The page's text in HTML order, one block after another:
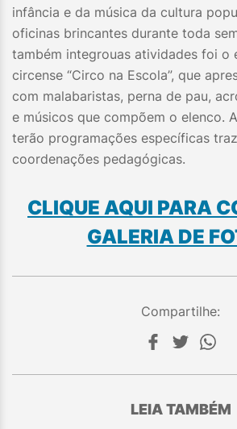
infância e da música da cultura
oficinas brincantes durante toda
também integrouas atividades foi o
circense “Circo na Escola”, que
com malabaristas, perna de pau,
e músicos que compõem o elenco.
terão programações específicas
coordenações pedagógicas.
CLIQUE AQUI PARA
GALERIA DE
Compartilhe:
LEIA TAMBÉM